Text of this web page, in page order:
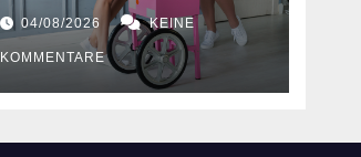
Hochzeiten
04/08/2026 KEINE
KOMMENTARE